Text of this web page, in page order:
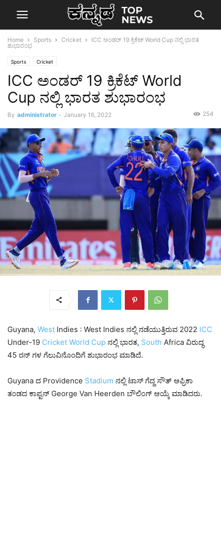
Home Sports Cricket
ICC ಅಂಡರ್ 19 ಕ್ರಿಕೆಟ್ World Cup ನಲ್ಲಿ ಭಾರತ
ಶುಭಾರಂಭ
Sports Cricket
ICC ಅಂಡರ್ 19 ಕ್ರಿಕೆಟ್ World
Cup ನಲ್ಲಿ ಭಾರತ ಶುಭಾರಂಭ
By administrator - January 16, 2022 254
Guyana, West Indies : West Indies ನಲ್ಲಿ ನಡೆಯುತ್ತಿರುವ 2022 ICC
Under-19 Cricket World Cup ನಲ್ಲಿ ಭಾರತ, South Africa ವಿರುದ್ಧ
45 ರನ್ ಗಳ ಗೆಲುವಿನೊಂದಿಗೆ ಶುಭಾರಂಭ ಮಾಡಿದೆ.
Guyana ದ Providence Stadium ನಲ್ಲಿ ಟಾಸ್ ಗೆದ್ದ ಸೌತ್ ಆಫ್ರಿಕಾ
ತಂಡದ ಕಾಪ್ಟನ್ George Van Heerden ಬೌಲಿಂಗ್ ಆಯ್ಕೆ ಮಾಡಿದರು.